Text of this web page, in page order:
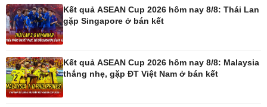
Kinh tế
Bất động sản
Khởi nghiệp
Thị trường
Giá vàng
Chứng khoán
Giá cà phê
Kết quả ASEAN Cup 2026 hôm nay 8/8: Thái Lan
gặp Singapore ở bán kết
Kết quả ASEAN Cup 2026 hôm nay 8/8: Malaysia
thắng nhẹ, gặp ĐT Việt Nam ở bán kết